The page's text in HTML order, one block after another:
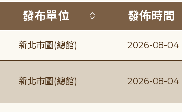
題排序 (升降冪)
發布單位 按發布單位排序 (
發佈時間
新北市圖(總館) 2026-08-04
新北市圖(總館) 2026-08-04